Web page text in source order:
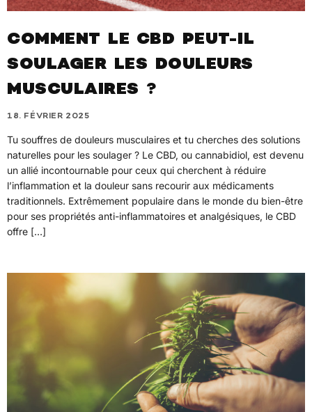
COMMENT LE CBD PEUT-IL
SOULAGER LES DOULEURS
MUSCULAIRES ?
18. FÉVRIER 2025
Tu souffres de douleurs musculaires et tu cherches des solutions
naturelles pour les soulager ? Le CBD, ou cannabidiol, est devenu
un allié incontournable pour ceux qui cherchent à réduire
l’inflammation et la douleur sans recourir aux médicaments
traditionnels. Extrêmement populaire dans le monde du bien-être
pour ses propriétés anti-inflammatoires et analgésiques, le CBD
offre […]